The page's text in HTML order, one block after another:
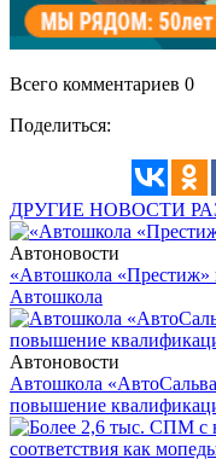
Всего комментариев 0
Поделиться:
ДРУГИЕ НОВОСТИ
Автоновости
«Автошкола «Престиж»
Автошкола
Автоновости
Автошкола
повышение